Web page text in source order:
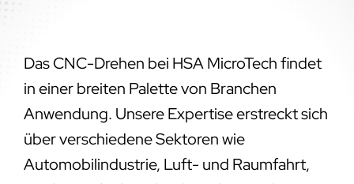
Das CNC-Drehen bei HSA MicroTech findet
in einer breiten Palette von Branchen
Anwendung. Unsere Expertise erstreckt sich
über verschiedene Sektoren wie
Automobilindustrie, Luft- und Raumfahrt,